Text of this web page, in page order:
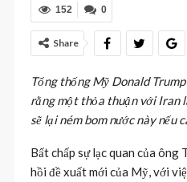
0
152
Share
Tổng thống Mỹ Donald
rằng một thỏa thuận với Iran
sẽ lại ném bom nước này nếu
Bất chấp sự lạc quan của ông
hồi đề xuất mới của Mỹ, với